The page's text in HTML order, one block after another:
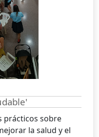
prácticos sobre
la salud y el